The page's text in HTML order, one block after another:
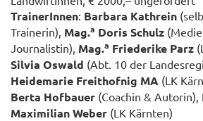
TrainerInnen: Barbara Kathrein
Trainerin), Mag.a Doris Schulz
Journalistin), Mag.a Friederike Parz
Silvia Oswald (Abt. 10 der
Heidemarie Freithofnig MA (LK
Berta Hofbauer (Coachin & Autorin),
Maximilian Weber (LK Kärnten)